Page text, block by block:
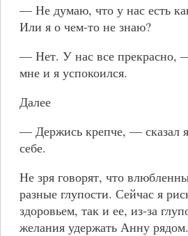
— Не думаю, что у нас есть
Или я о чем-то не знаю?
— Нет. У нас все прекрасно,
мне и я успокоился.
Далее
— Держись крепче, — сказал
себе.
Не зря говорят, что
разные глупости. Сейчас я
здоровьем, так и ее, из-за
желания удержать Анну рядом.